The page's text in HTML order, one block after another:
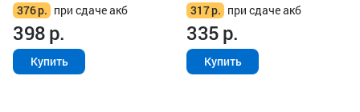
376р. при сдаче акб
398р.
Купить
317р. при сдаче акб
335р.
Купить